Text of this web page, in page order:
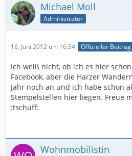
Michael Moll
Administrator
16. Juni 2012 um 16:34 Offizieller Beitrag
Ich weiß nicht, ob ich es hier
Facebook, aber die Harzer
Jahr noch an und ich habe schon
Stempelstellen hier liegen. Freue
:tschuff:
Wohnmobilistin